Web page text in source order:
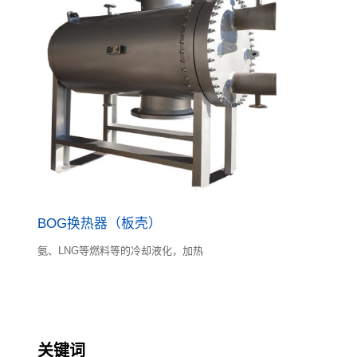
BOG换热器（板壳）
氨、LNG等燃料等的冷却液化，加热
关键词